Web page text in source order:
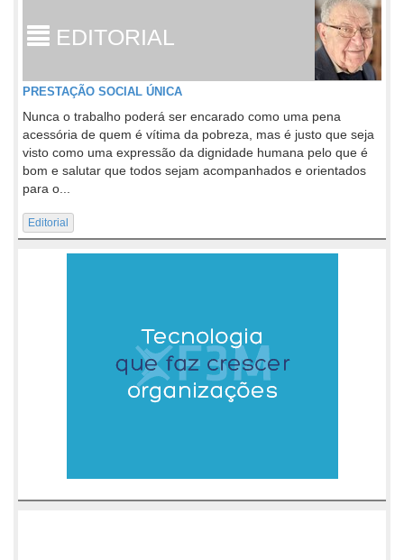
EDITORIAL
PRESTAÇÃO SOCIAL ÚNICA
Nunca o trabalho poderá ser encarado como uma pena
acessória de quem é vítima da pobreza, mas é justo que seja
visto como uma expressão da dignidade humana pelo que é
bom e salutar que todos sejam acompanhados e orientados
para o...
Editorial